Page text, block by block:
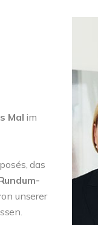
Mal im
das
unserer